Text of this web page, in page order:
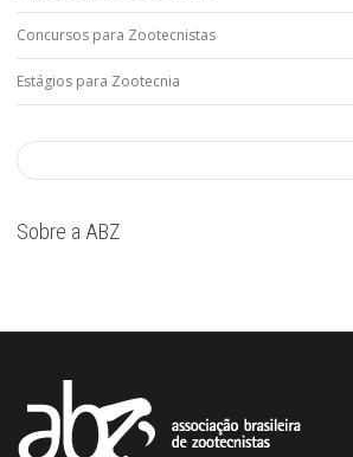
Concursos para Zootecnistas
Estágios para Zootecnia
Sobre a ABZ